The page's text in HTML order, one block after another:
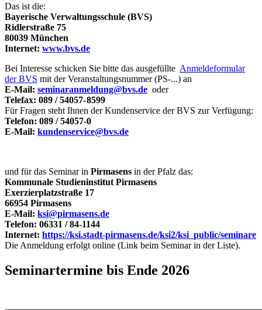
Das ist die:
Bayerische Verwaltungsschule (BVS)
Ridlerstraße 75
80039 München
Internet: www.bvs.de
Bei Interesse schicken Sie bitte das ausgefüllte Anmeldeformular
der BVS mit der Veranstaltungsnummer (PS-...) an
E-Mail: seminaranmeldung@bvs.de oder
Telefax: 089 / 54057- 8599
Für Fragen steht Ihnen der Kundenservice der BVS zur Verfügung:
Telefon: 089 / 54057-0
E-Mail: kundenservice@bvs.de
und für das Seminar in Pirmasens in der Pfalz das:
Kommunale Studieninstitut Pirmasens
Exerzierplatzstraße 17
66954 Pirmasens
E-Mail: ksi@pirmasens.de
Telefon: 06331 / 84-1144
Internet: https://ksi.stadt-pirmasens.de/ksi2/ksi_public/seminare
Die Anmeldung erfolgt online (Link beim Seminar in der Liste).
Seminartermine bis Ende 2026